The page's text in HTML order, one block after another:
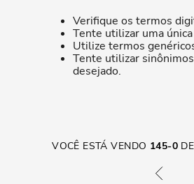
Verifique os termos
Tente utilizar uma
Utilize termos
Tente utilizar
desejado.
VOCÊ ESTÁ VENDO 145-0 DE